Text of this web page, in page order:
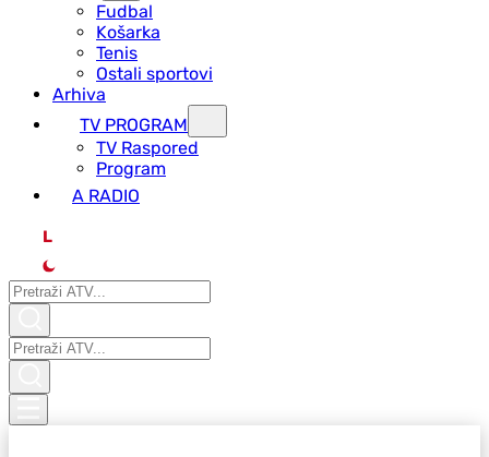
Fudbal
Košarka
Tenis
Ostali sportovi
Arhiva
TV PROGRAM
ТV Raspored
Program
A RADIO
L